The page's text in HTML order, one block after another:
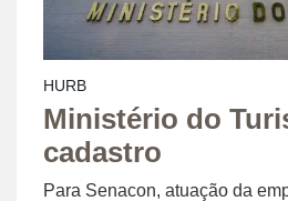
HURB
Ministério do
cadastro
Para Senacon, atuação da